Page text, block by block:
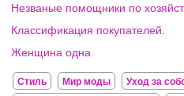
Незваные помощники по
Классификация покупателей.
Женщина одна
Стиль Мир моды Уход за